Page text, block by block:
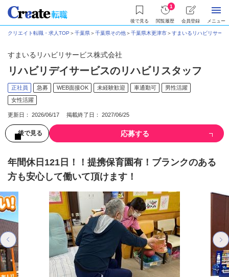
後で見る
1
閲覧履歴 会員登録 メニュー
クリエイト転職・求人TOP ＞千葉県＞千葉県その他＞千葉県木更津市＞すまいるリハビリサー
すまいるリハビリサービス株式会社
リハビリデイサービスのリハビリスタッフ
正社員 急募 WEB面接OK 未経験歓迎 車通勤可
男性活躍
女性活躍
更新日： 2026/06/17 掲載終了日： 2027/06/25
後で見る 応募する
年間休日121日！！提携保育園有！ブランクのある
方も安心して働いて頂けます！